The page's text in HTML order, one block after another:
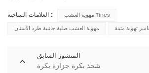
العلامات الساخنة :
مهوية العشب Tines
مهوية العشب صلبة جانبية طرد الأسنان
تهوية متينة
المنشور السابق
شحذ بكرة جزازة بكرة